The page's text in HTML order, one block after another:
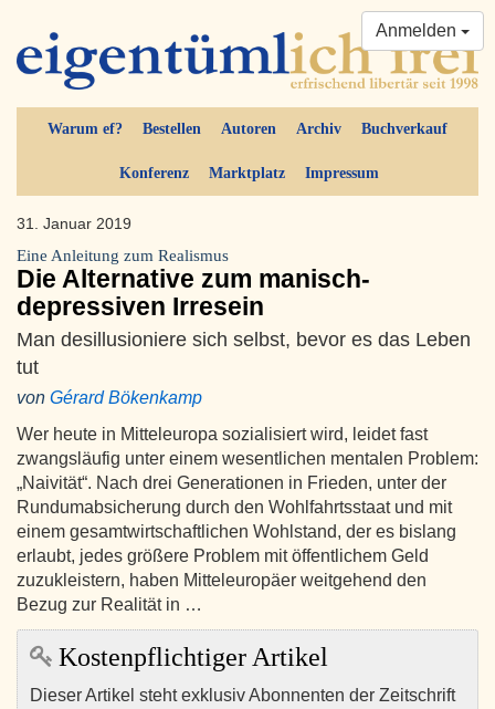
Warum ef? Bestellen Autoren Archiv Buchverkauf
Konferenz Marktplatz Impressum
Anmelden
31. Januar 2019
Eine Anleitung zum Realismus
Die Alternative zum manisch-
depressiven Irresein
Man desillusioniere sich selbst, bevor es das Leben
tut
von Gérard Bökenkamp
Wer heute in Mitteleuropa sozialisiert wird, leidet fast
zwangsläufig unter einem wesentlichen mentalen Problem:
„Naivität“. Nach drei Generationen in Frieden, unter der
Rundumabsicherung durch den Wohlfahrtsstaat und mit
einem gesamtwirtschaftlichen Wohlstand, der es bislang
erlaubt, jedes größere Problem mit öffentlichem Geld
zuzukleistern, haben Mitteleuropäer weitgehend den
Bezug zur Realität in …
Kostenpflichtiger Artikel
Dieser Artikel steht exklusiv Abonnenten der Zeitschrift